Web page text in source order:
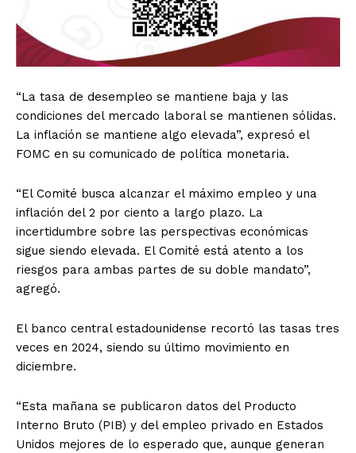
“La tasa de desempleo se mantiene baja y las
condiciones del mercado laboral se mantienen sólidas.
La inflación se mantiene algo elevada”, expresó el
FOMC en su comunicado de política monetaria.
“El Comité busca alcanzar el máximo empleo y una
inflación del 2 por ciento a largo plazo. La
incertidumbre sobre las perspectivas económicas
sigue siendo elevada. El Comité está atento a los
riesgos para ambas partes de su doble mandato”,
agregó.
El banco central estadounidense recortó las tasas tres
veces en 2024, siendo su último movimiento en
diciembre.
“Esta mañana se publicaron datos del Producto
Interno Bruto (PIB) y del empleo privado en Estados
Unidos mejores de lo esperado que, aunque generan